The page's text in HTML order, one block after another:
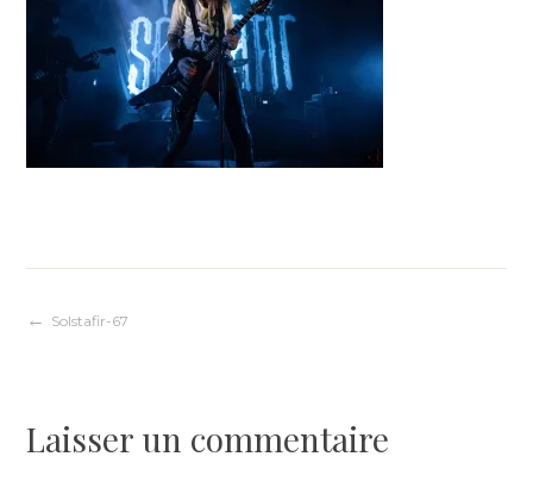
Navigation
l’article
Solstafir-67
Laisser un commentaire